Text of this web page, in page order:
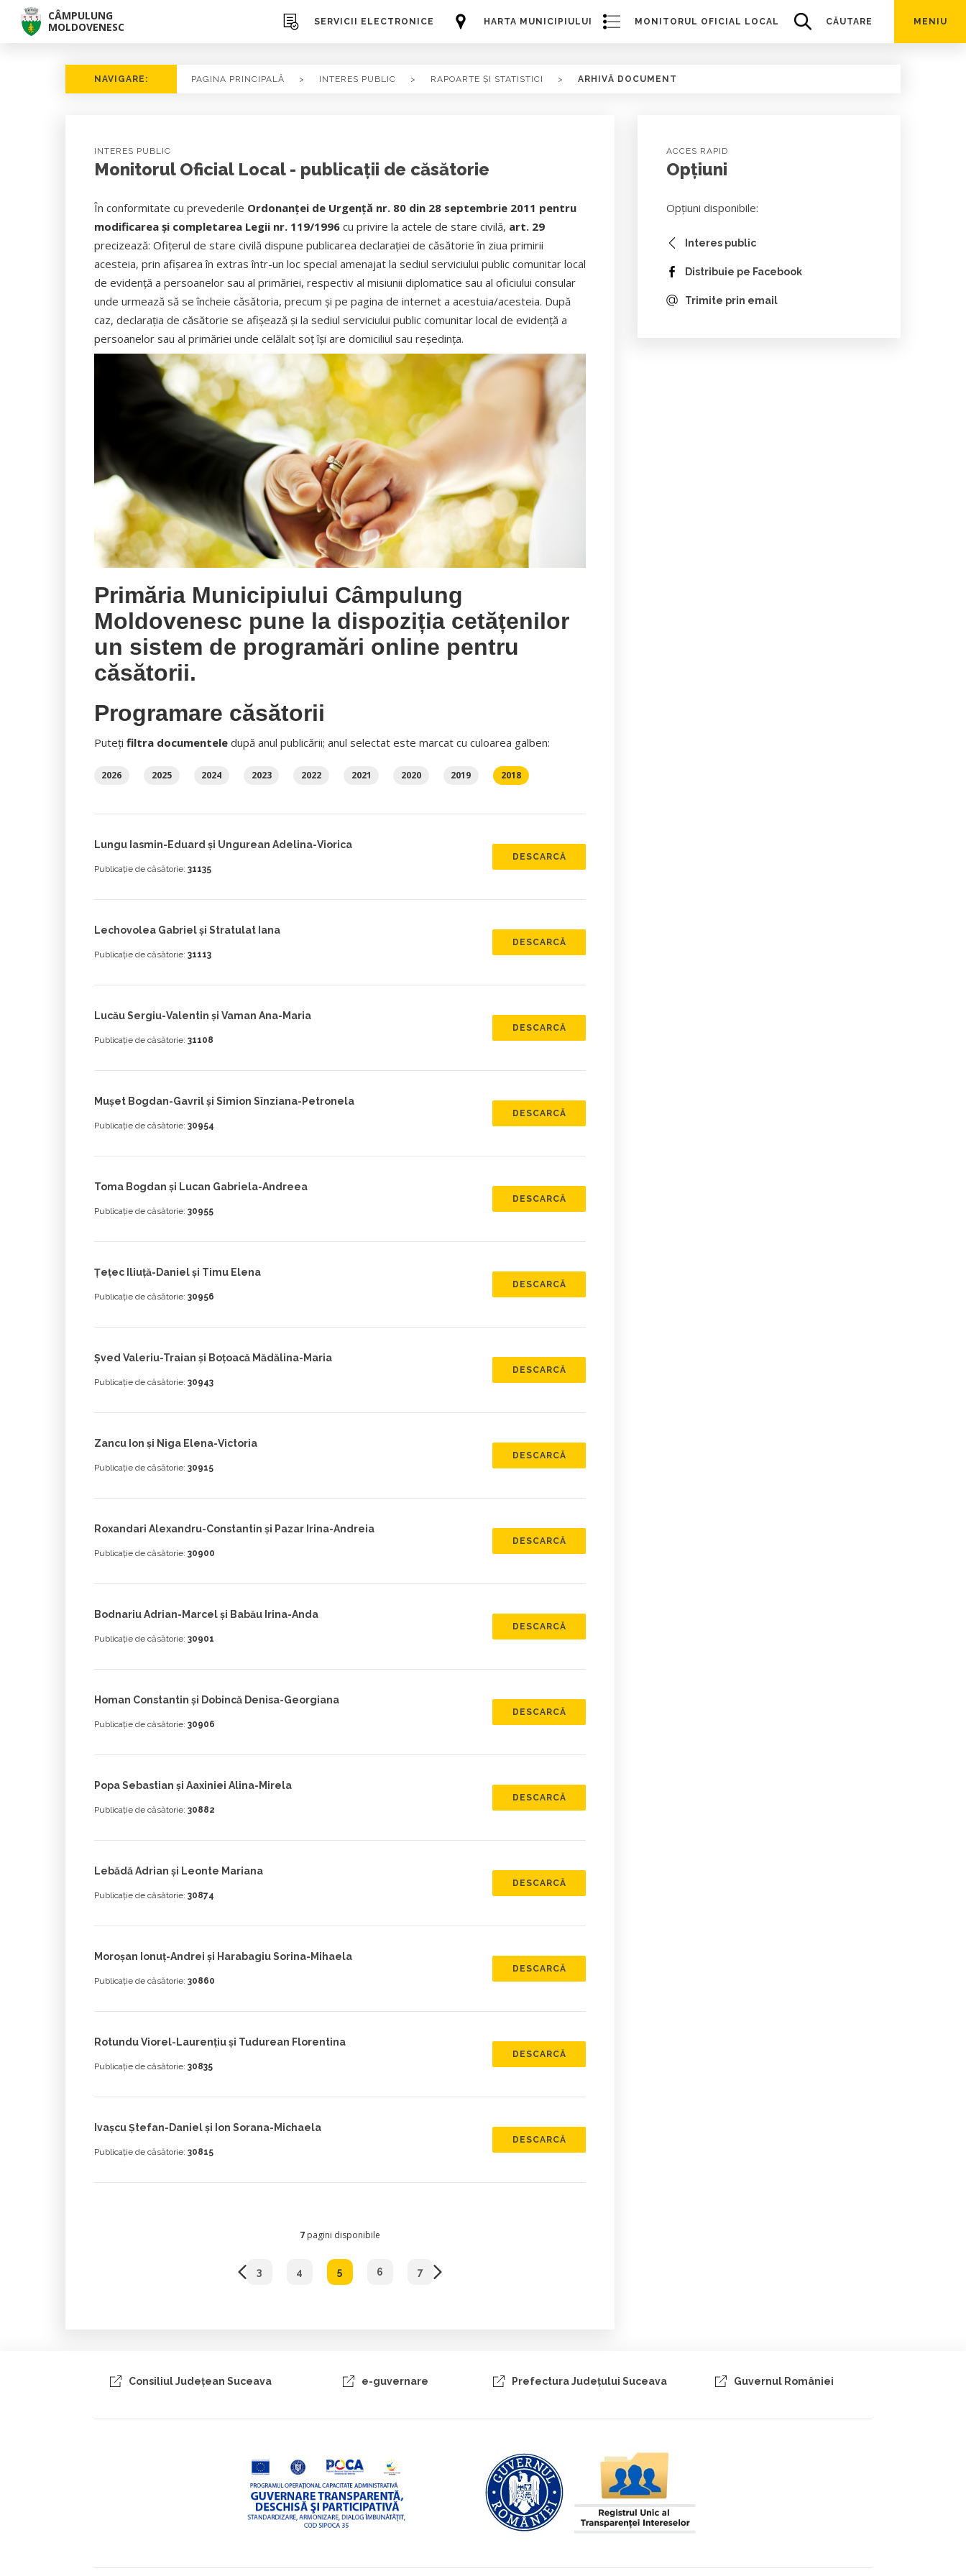
CÂMPULUNG
MOLDOVENESC
HARTA MUNICIPIULUI
SERVICII ELECTRONICE MONITORUL OFICIAL LOCAL CĂUTARE MENIU
NAVIGARE: PAGINA PRINCIPALĂ > INTERES PUBLIC > RAPOARTE ȘI STATISTICI > ARHIVĂ DOCUMENT
INTERES PUBLIC
Monitorul Oficial Local - publicații de căsătorie
În conformitate cu prevederile Ordonanţei de Urgenţă nr. 80 din 28 septembrie 2011 pentru
modificarea şi completarea Legii nr. 119/1996cu privire la actele de stare civilă, art. 29
precizează: Ofiţerul de stare civilă dispune publicarea declaraţiei de căsătorie în ziua primirii
acesteia, prin afişarea în extras într-un loc special amenajat la sediul serviciului public comunitar local
de evidenţă a persoanelor sau al primăriei, respectiv al misiunii diplomatice sau al oficiului consular
unde urmează să se încheie căsătoria, precum şi pe pagina de internet a acestuia/acesteia. După
caz, declaraţia de căsătorie se afişează şi la sediul serviciului public comunitar local de evidenţă a
persoanelor sau al primăriei unde celălalt soţ îşi are domiciliul sau reşedinţa.
Primăria Municipiului Câmpulung
Moldovenesc pune la dispoziția cetățenilor
un sistem de programări online pentru
căsătorii.
Programare căsătorii
Puteți filtra documenteledupă anul publicării; anul selectat este marcat cu culoarea galben:
2026 2025 2024 2023 2022 2021 2020 2019 2018
Lungu Iasmin-Eduard și Ungurean Adelina-Viorica
Publicație de căsătorie: 31135
DESCARCĂ
Lechovolea Gabriel și Stratulat Iana
Publicație de căsătorie: 31113
DESCARCĂ
Lucău Sergiu-Valentin și Vaman Ana-Maria
Publicație de căsătorie: 31108
DESCARCĂ
Mușet Bogdan-Gavril și Simion Sînziana-Petronela
Publicație de căsătorie: 30954
DESCARCĂ
Toma Bogdan și Lucan Gabriela-Andreea
Publicație de căsătorie: 30955
DESCARCĂ
Țețec Iliuță-Daniel și Timu Elena
Publicație de căsătorie: 30956
DESCARCĂ
Șved Valeriu-Traian și Boțoacă Mădălina-Maria
Publicație de căsătorie: 30943
DESCARCĂ
Zancu Ion și Niga Elena-Victoria
Publicație de căsătorie: 30915
DESCARCĂ
Roxandari Alexandru-Constantin și Pazar Irina-Andreia
Publicație de căsătorie: 30900
DESCARCĂ
Bodnariu Adrian-Marcel și Babău Irina-Anda
Publicație de căsătorie: 30901
DESCARCĂ
Homan Constantin și Dobincă Denisa-Georgiana
Publicație de căsătorie: 30906
DESCARCĂ
Popa Sebastian și Aaxiniei Alina-Mirela
Publicație de căsătorie: 30882
DESCARCĂ
Lebădă Adrian și Leonte Mariana
Publicație de căsătorie: 30874
DESCARCĂ
Moroșan Ionuț-Andrei și Harabagiu Sorina-Mihaela
Publicație de căsătorie: 30860
DESCARCĂ
Rotundu Viorel-Laurenţiu și Tudurean Florentina
Publicație de căsătorie: 30835
DESCARCĂ
Ivaşcu Ştefan-Daniel și Ion Sorana-Michaela
Publicație de căsătorie: 30815
DESCARCĂ
7pagini disponibile
3 4 5 6 7
ACCES RAPID
Opțiuni
Opțiuni disponibile:
Interes public
Distribuie pe Facebook
Trimite prin email
Consiliul Judeţean Suceava e-guvernare Prefectura Judeţului Suceava Guvernul României